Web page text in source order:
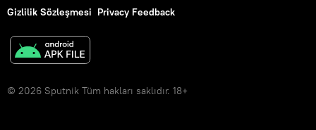
Gizlilik Sözleşmesi Privacy Feedback
© 2026 Sputnik Tüm hakları saklıdır. 18+